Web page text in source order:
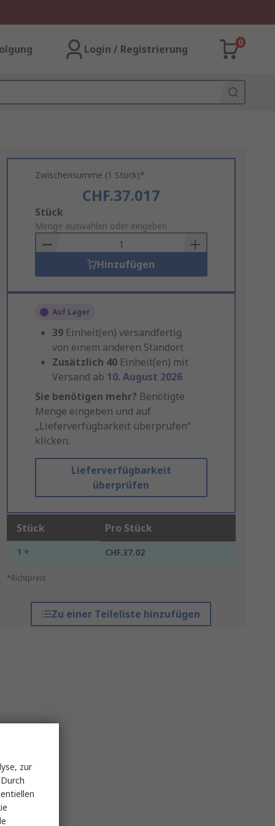
Login / Registrierung
0
Zwischensumme (1 Stück)*
CHF.37.017
Add
to
Basket
Stück
Menge auswählen oder eingeben
Hinzufügen
Auf Lager
39 Einheit(en) versandfertig
von einem anderen Standort
Zusätzlich 40 Einheit(en) mit
Versand ab 10. August 2026
Sie benötigen mehr? Benötigte
Menge eingeben und auf
„Lieferverfügbarkeit überprüfen“
klicken.
Lieferverfügbarkeit
überprüfen
Stück Pro Stück
1 + CHF.37.02
*Richtpreis
Zu einer Teileliste hinzufügen
zur